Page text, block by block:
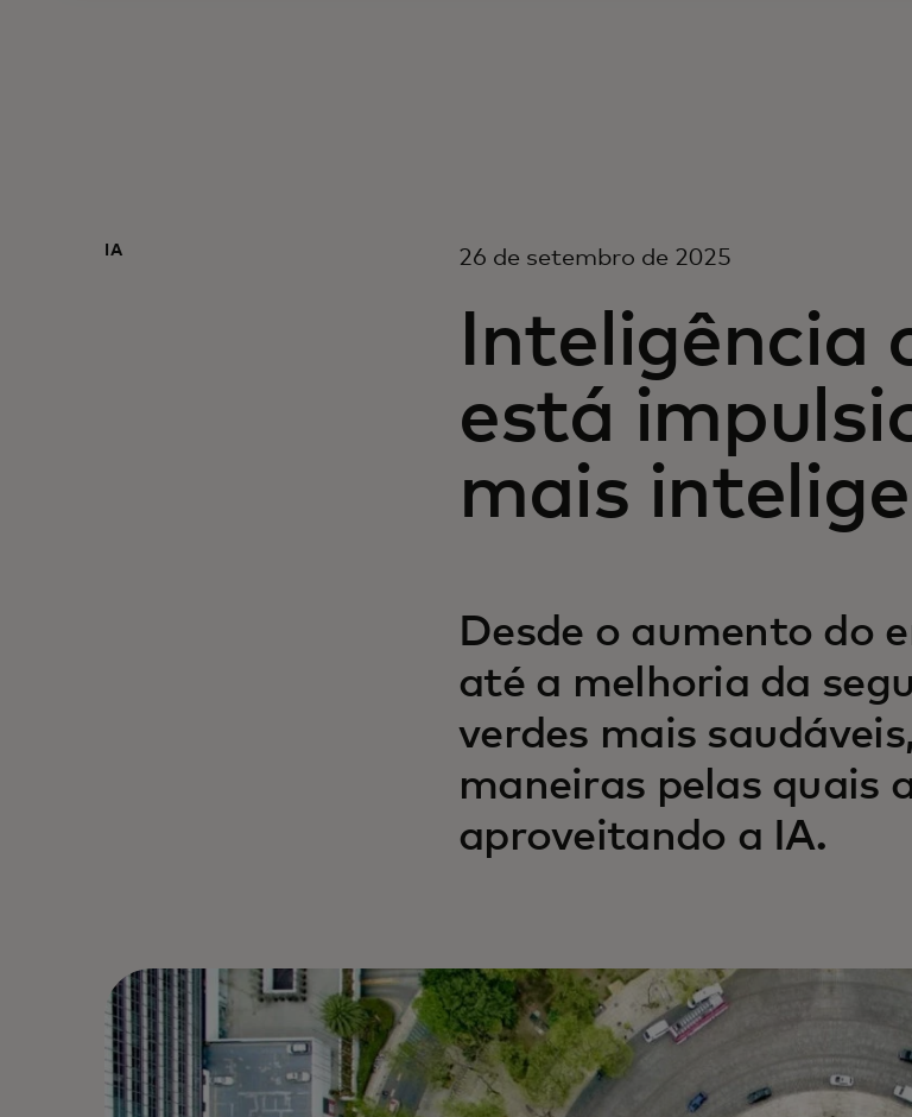
IA 26 de setembro de 2025
Inteligência
está
mais
Desde o aumento do
até a melhoria da
verdes mais
maneiras pelas quais
aproveitando a IA.